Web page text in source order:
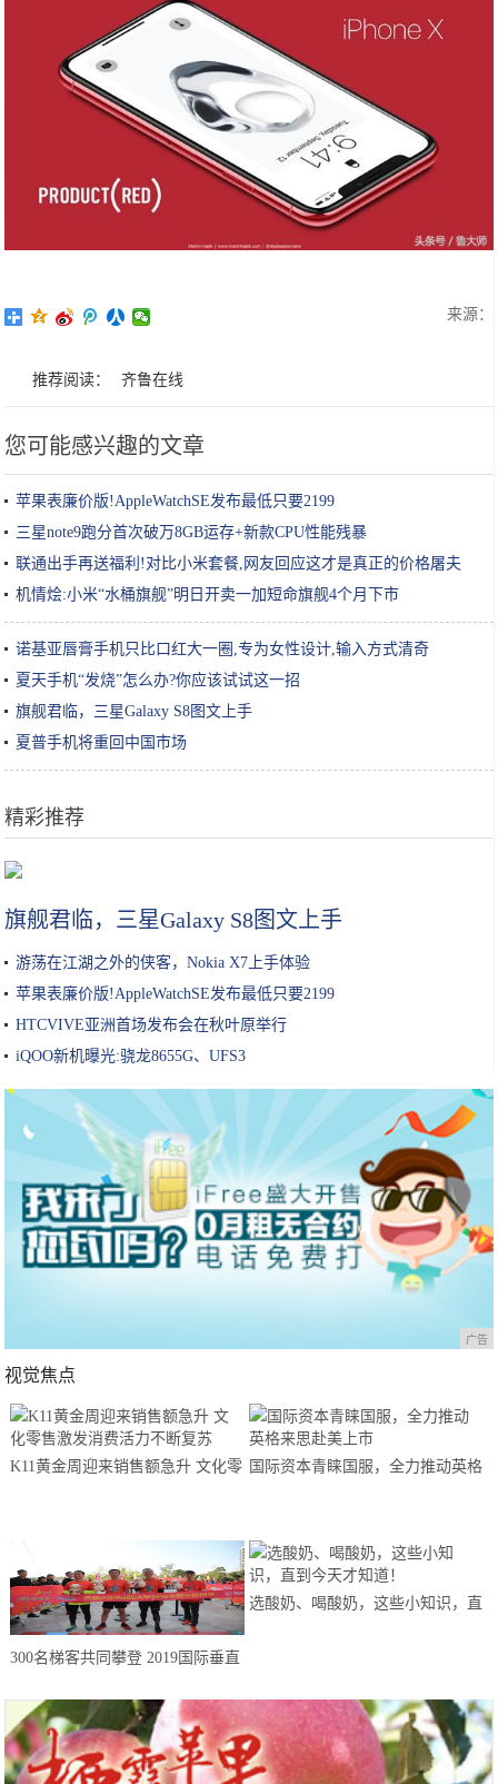
来源：
推荐阅读： 齐鲁在线
您可能感兴趣的文章
苹果表廉价版!AppleWatchSE发布最低只要2199
三星note9跑分首次破万8GB运存+新款CPU性能残暴
联通出手再送福利!对比小米套餐,网友回应这才是真正的价格屠夫
机情烩:小米“水桶旗舰”明日开卖一加短命旗舰4个月下市
诺基亚唇膏手机只比口红大一圈,专为女性设计,输入方式清奇
夏天手机“发烧”怎么办?你应该试试这一招
旗舰君临，三星Galaxy S8图文上手
夏普手机将重回中国市场
精彩推荐
旗舰君临，三星Galaxy S8图文上手
游荡在江湖之外的侠客，Nokia X7上手体验
苹果表廉价版!AppleWatchSE发布最低只要2199
HTCVIVE亚洲首场发布会在秋叶原举行
iQOO新机曝光:骁龙8655G、UFS3
广告
视觉焦点
K11黄金周迎来销售额急升 文化零
国际资本青睐国服，全力推动英格
300名梯客共同攀登 2019国际垂直
站欢乐开跑
选酸奶、喝酸奶，这些小知识，直